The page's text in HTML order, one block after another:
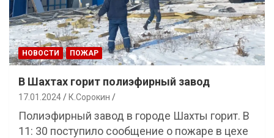
НОВОСТИ ПОЖАР
В Шахтах горит полиэфирный завод
17.01.2024 К.Сорокин
Полиэфирный завод в городе Шахты горит. В
11: 30 поступило сообщение о пожаре в цехе